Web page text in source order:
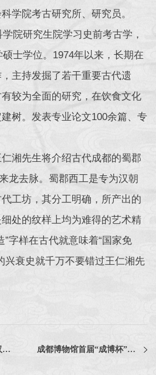
学院考古研究所、研究员。
院研究生院学习史前考古学，
士学位。1974年以来，长期在
主持发掘了若干重要古代遗
较为全面的研究，在饮食文化
树。发表专业论文100余篇、专
湘先生将介绍古代成都的蜀郡
龙去脉。蜀郡西工是专为汉朝
工坊，其分工明确，所产出的
处的纹样上均为难得的艺术精
”字样在古代就意味着“国家免
兴衰史就千万不要错过王仁湘先
精工造，蜀郡style引爆汉晋time 成都博物馆首届“成博杯”文化产品创意设计大赛颁奖典礼实施比选公告